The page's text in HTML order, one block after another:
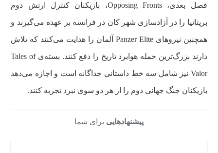
فصل بعدی، Opposing Fronts، بازیکنان کنترل ارتش دوم
بریتانیا را در آزادسازی شهر کان در فرانسه بر عهده می‌گیرند و
همچنین نیروهای Panzer Elite آلمان را هدایت می‌کنند که تلاش
دارند بزرگ‌ترین حمله هوابرد تاریخ را دفع کنند. بسته‌ی Tales of
Valor نیز شامل سه خط داستانی جداگانه است و اجازه می‌دهد
بازیکنان جنگ جهانی دوم را از هر دو سوی نبرد تجربه کنند.
پیشنهادهایی برای شما